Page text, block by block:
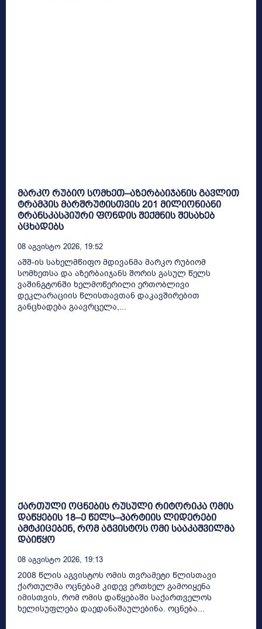
მარკო რუბიო სომხეთ–აზერბაიჯანის გავლით
ტრამპის მარშრუტისთვის 201 მილიონიანი
ტრანსკასპიური ფონდის შექმნის შესახებ
აცხადებს
08 Აგვისტო 2026, 19:52
აშშ-ის სახელმწიფო მდივანმა მარკო რუბიომ
სომხეთსა და აზერბაიჯანს შორის გასულ წელს
ვაშინგტონში ხელმოწერილი ერთობლივი
დეკლარაციის წლისთავთან დაკავშირებით
განცხადება გაავრცელა,...
ქართული ოცნების რუსული რიტორიკა ომის
დაწყების 18–ე წელს–პარტიის ლიდერები
ამტკიცებენ, რომ აგვისტოს ომი სააკაშვილმა
დაიწყო
08 Აგვისტო 2026, 19:13
2008 წლის აგვისტოს ომის თვრამეტი წლისთავი
ქართულმა ოცნებამ კიდევ ერთხელ გამოიყენა
იმისთვის, რომ ომის დაწყებაში საქართველოს
ხელისუფლება დაედანაშაულებინა. ოცნება...